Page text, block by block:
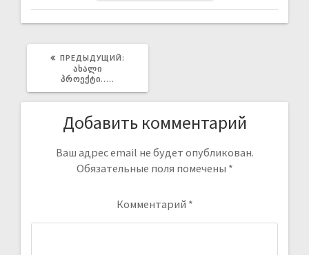
ПРЕДЫДУЩИЙ:
ᲐᲮᲐᲚᲘ
ᲞᲠᲝᲔᲥᲢᲘ…..
Добавить комментарий
Ваш адрес email не будет опубликован.
Обязательные поля помечены *
Комментарий *